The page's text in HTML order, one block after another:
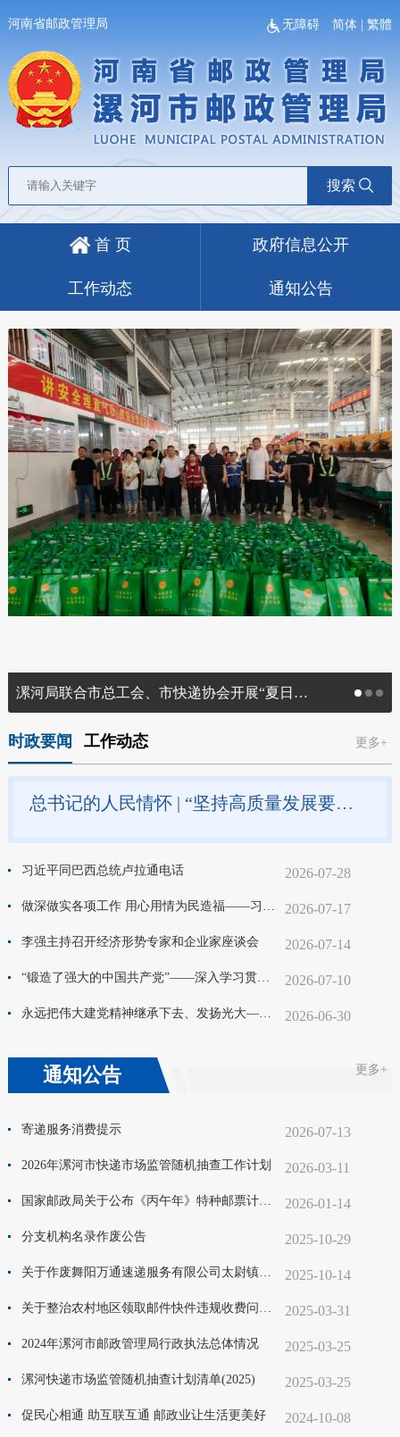
河南省邮政管理局 无障碍 简体 |繁體
搜索
首 页 政府信息公开
工作动态 通知公告
漯河局联合市总工会、市快递协会开展“夏日送清凉”慰问活动
时政要闻 工作动态 更多+
总书记的人民情怀 | “坚持高质量发展要成为领导干部政绩观的重要内容”
习近平同巴西总统卢拉通电话 2026-07-28
做深做实各项工作 用心用情为民造福——习近平总书记在上海考察时的重要讲话激励广大干部群众奋力创造美好新生活 2026-07-17
李强主持召开经济形势专家和企业家座谈会 2026-07-14
“锻造了强大的中国共产党”——深入学习贯彻习近平总书记在庆祝中国共产党成立105周年大会上重要讲话系列述评之五 2026-07-10
永远把伟大建党精神继承下去、发扬光大——习近平总书记引领弘扬光荣传统、赓续红色血脉 2026-06-30
通知公告 更多+
寄递服务消费提示 2026-07-13
2026年漯河市快递市场监管随机抽查工作计划 2026-03-11
国家邮政局关于公布《丙午年》特种邮票计划发行数量及仿印审批目录的通告 2026-01-14
分支机构名录作废公告 2025-10-29
关于作废舞阳万通速递服务有限公司太尉镇营业部、文峰营业部分支机构名录的公示 2025-10-14
关于整治农村地区领取邮件快件违规收费问题的公告 2025-03-31
2024年漯河市邮政管理局行政执法总体情况 2025-03-25
漯河快递市场监管随机抽查计划清单(2025) 2025-03-25
促民心相通 助互联互通 邮政业让生活更美好 2024-10-08